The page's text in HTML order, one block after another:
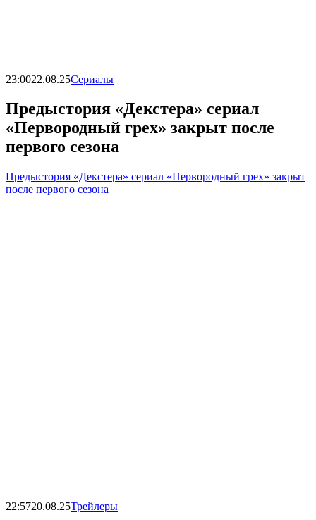
23:0022.08.25Сериалы
Предыстория «Декстера» сериал
«Первородный грех» закрыт после
первого сезона
Предыстория «Декстера» сериал «Первородный грех» закрыт
после первого сезона
22:5720.08.25Трейлеры